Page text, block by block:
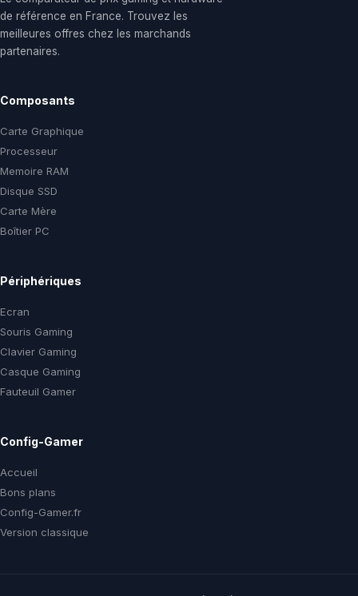
de référence en France. Trouvez les
meilleures offres chez les marchands
partenaires.
Composants
Carte Graphique
Processeur
Memoire RAM
Disque SSD
Carte Mère
Boîtier PC
Périphériques
Ecran
Souris Gaming
Clavier Gaming
Casque Gaming
Fauteuil Gamer
Config-Gamer
Accueil
Bons plans
Config-Gamer.fr
Version classique